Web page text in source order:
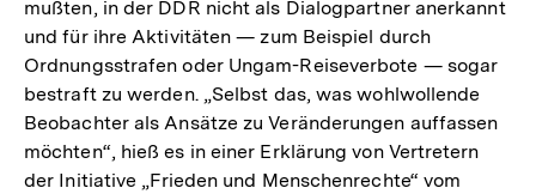
mußten, in der DDR nicht als Dialogpartner anerkannt
und für ihre Aktivitäten — zum Beispiel durch
Ordnungsstrafen oder Ungam-Reiseverbote — sogar
bestraft zu werden. „Selbst das, was wohlwollende
Beobachter als Ansätze zu Veränderungen auffassen
möchten“, hieß es in einer Erklärung von Vertretern
der Initiative „Frieden und Menschenrechte“ vom